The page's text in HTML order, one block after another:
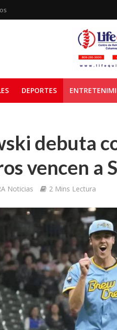
DEPORTES
debuta
vencen a
Noticias 2 Mins Lectura